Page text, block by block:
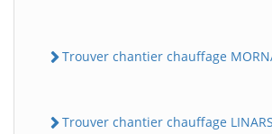
Trouver chantier chauffage
Trouver chantier chauffage LINARS